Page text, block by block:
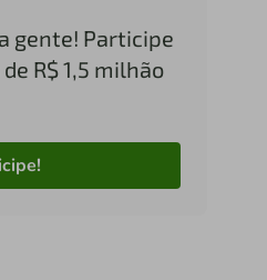
gente! Participe
R$ 1,5 milhão